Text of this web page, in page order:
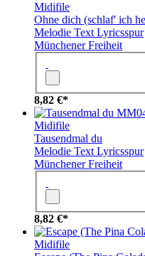
Midifile
Ohne dich (schlaf' ich
Melodie Text Lyricsspur
Münchener Freiheit
8,82 €*
Midifile
Tausendmal du
Melodie Text Lyricsspur
Münchener Freiheit
8,82 €*
Midifile